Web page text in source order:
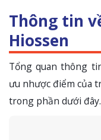
Thông tin
Hiossen
Tổng quan thông
ưu nhược điểm của
trong phần dưới đây.